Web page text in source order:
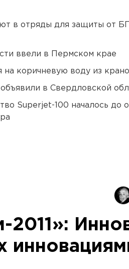
в отряды для защиты от
ввели в Пермском крае
коричневую воду из
в Свердловской
Superjet-100 началось до
2011»: